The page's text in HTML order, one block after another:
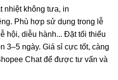
nhiệt không tưa, in
Phù hợp sử dụng trong lễ
hội, diễu hành... Đặt tối thiểu
3–5 ngày. Giá sỉ cực tốt, càng
Chat để được tư vấn và